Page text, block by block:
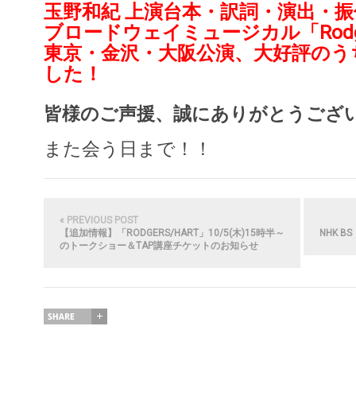
玉野和紀 上演台本・訳詞・演出・
ブロードウェイミュージカル「
東京・金沢・大阪公演、大好評の
した！
皆様のご声援、誠にありがとうござ
また会う日まで！！
« PREVIOUS POST
【追加情報】「RODGERS/HART」10/5(木)15時半～
のトークショー＆TAP講座チケットのお知らせ
NHK